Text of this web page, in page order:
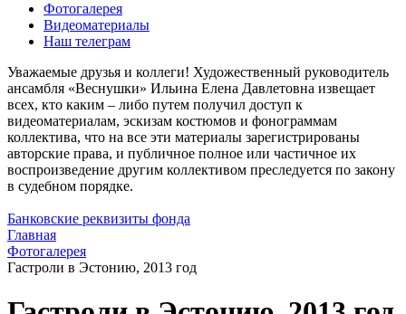
Фотогалерея
Видеоматериалы
Наш телеграм
Уважаемые друзья и коллеги! Художественный руководитель
ансамбля «Веснушки» Ильина Елена Давлетовна извещает
всех, кто каким – либо путем получил доступ к
видеоматериалам, эскизам костюмов и фонограммам
коллектива, что на все эти материалы зарегистрированы
авторские права, и публичное полное или частичное их
воспроизведение другим коллективом преследуется по закону
в судебном порядке.
Банковские реквизиты фонда
Главная
Фотогалерея
Гастроли в Эстонию, 2013 год